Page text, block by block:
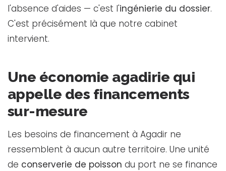
l'absence d'aides — c'est l'ingénierie du dossier.
C'est précisément là que notre cabinet
intervient.
Une économie agadirie qui
appelle des financements
sur-mesure
Les besoins de financement à Agadir ne
ressemblent à aucun autre territoire. Une unité
de conserverie de poisson du port ne se finance